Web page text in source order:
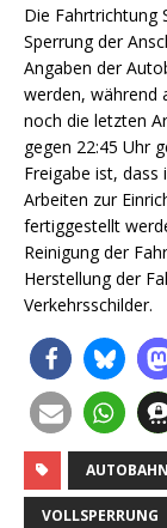
Die Fahrtrichtung
Sperrung der
Angaben der
werden, während
noch die letzten
gegen 22:45 Uhr
Freigabe ist,
Arbeiten zur
fertiggestellt
Reinigung der
Herstellung der
Verkehrsschilder.
AUTOBAHN
VOLLSPERRUNG